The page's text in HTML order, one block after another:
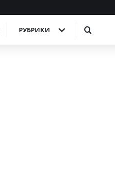
РУБРИКИ